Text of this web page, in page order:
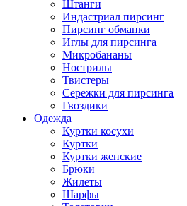
Штанги
Индастриал пирсинг
Пирсинг обманки
Иглы для пирсинга
Микробананы
Нострилы
Твистеры
Сережки для пирсинга
Гвоздики
Одежда
Куртки косухи
Куртки
Куртки женские
Брюки
Жилеты
Шарфы